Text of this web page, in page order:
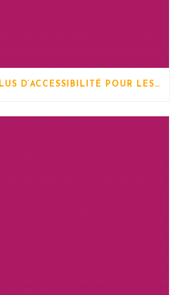
TARIFS RÉDUITS : PLUS D’ACCESSIBILITÉ POUR LES STAGES !